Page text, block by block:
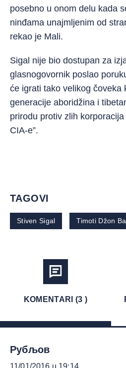
posebno u onom delu kada
ninđama unajmljenim od
rekao je Mali.
Sigal nije bio dostupan za
glasnogovornik poslao
će igrati tako velikog čoveka
generacije aboridžina i
prirodu protiv zlih
CIA-e”.
TAGOVI
Stiven Sigal Timoti Džon
KOMENTARI (3 )
Рубљов
11/01/2016 u 19:14